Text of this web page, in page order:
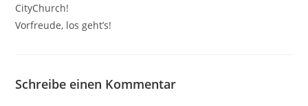
CityChurch!
Vorfreude, los geht’s!
Schreibe einen Kommentar